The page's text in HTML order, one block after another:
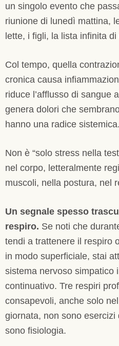
un singolo evento che
riunione di lunedì mattina,
lette, i figli, la lista infinita
Col tempo, quella
cronica causa
riduce l’afflusso di sangue
genera dolori che
hanno una radice sistemica.
Non è “solo stress nella
nel corpo, letteralmente
muscoli, nella postura, nel
Un segnale spesso
respiro. Se noti che
tendi a trattenere il respiro
in modo superficiale, stai
sistema nervoso simpatico
continuativo. Tre respiri
consapevoli, anche solo
giornata, non sono
sono fisiologia.